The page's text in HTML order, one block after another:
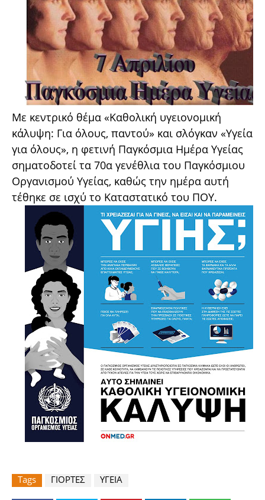
Με κεντρικό θέμα «Καθολική υγειονομική
κάλυψη: Για όλους, παντού» και σλόγκαν «Υγεία
για όλους», η φετινή Παγκόσμια Ημέρα Υγείας
σηματοδοτεί τα 70α γενέθλια του Παγκόσμιου
Οργανισμού Υγείας, καθώς την ημέρα αυτή
τέθηκε σε ισχύ το Καταστατικό του ΠΟΥ.
Tags ΓΙΟΡΤΕΣ ΥΓΕΙΑ